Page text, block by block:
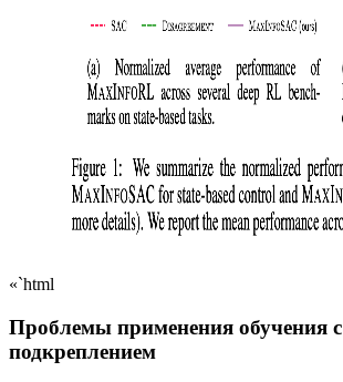
«`html
Проблемы применения обучения с
подкреплением